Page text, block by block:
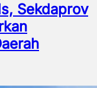
Sekdaprov